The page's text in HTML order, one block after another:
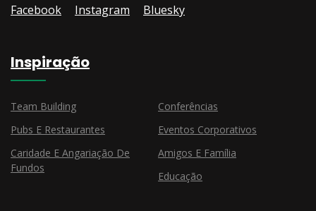
Facebook Instagram Bluesky
Inspiração
Team Building
Conferências
Pubs E Restaurantes
Eventos Corporativos
Caridade E Angariação De
Fundos
Amigos E Família
Educação